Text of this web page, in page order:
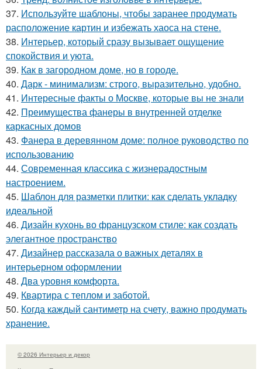
37. Используйте шаблоны, чтобы заранее продумать
расположение картин и избежать хаоса на стене.
38. Интерьер, который сразу вызывает ощущение
спокойствия и уюта.
39. Как в загородном доме, но в городе.
40. Дарк - минимализм: строго, выразительно, удобно.
41. Интересные факты о Москве, которые вы не знали
42. Преимущества фанеры в внутренней отделке
каркасных домов
43. Фанера в деревянном доме: полное руководство по
использованию
44. Современная классика с жизнерадостным
настроением.
45. Шаблон для разметки плитки: как сделать укладку
идеальной
46. Дизайн кухонь во французском стиле: как создать
элегантное пространство
47. Дизайнер рассказала о важных деталях в
интерьерном оформлении
48. Два уровня комфорта.
49. Квартира с теплом и заботой.
50. Когда каждый сантиметр на счету, важно продумать
хранение.
© 2026 Интерьер и декор